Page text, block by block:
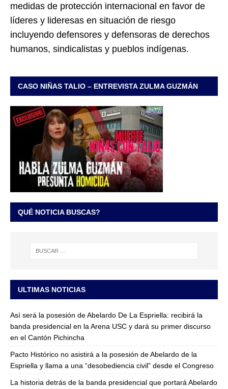
medidas de protección internacional en favor de
líderes y lideresas en situación de riesgo
incluyendo defensores y defensoras de derechos
humanos, sindicalistas y pueblos indígenas.
CASO NIÑAS TALIO – ENTREVISTA ZULMA GUZMÁN
QUÉ NOTICIA BUSCAS?
ULTIMAS NOTICIAS
Así será la posesión de Abelardo De La Espriella: recibirá la
banda presidencial en la Arena USC y dará su primer discurso
en el Cantón Pichincha
Pacto Histórico no asistirá a la posesión de Abelardo de la
Espriella y llama a una “desobediencia civil” desde el Congreso
La historia detrás de la banda presidencial que portará Abelardo